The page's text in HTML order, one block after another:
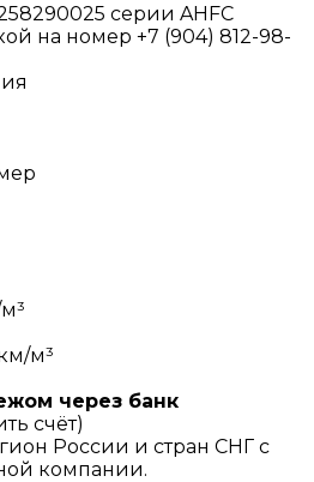
серии AHFC
на номер +7 (904) 812-98-
м³
через банк
счёт)
России и стран СНГ с
компании.